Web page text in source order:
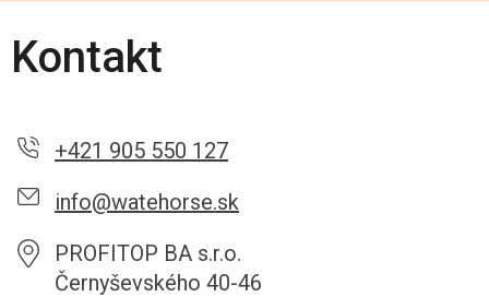
Kontakt
+421 905 550 127
info@watehorse.sk
PROFITOP BA s.r.o.
Černyševského 40-46